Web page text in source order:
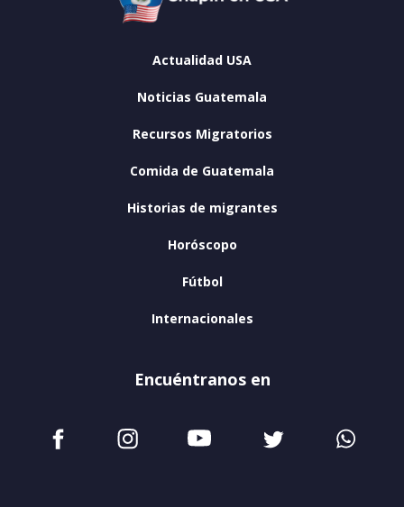
Actualidad USA
Noticias Guatemala
Recursos Migratorios
Comida de Guatemala
Historias de migrantes
Horóscopo
Fútbol
Internacionales
Encuéntranos en